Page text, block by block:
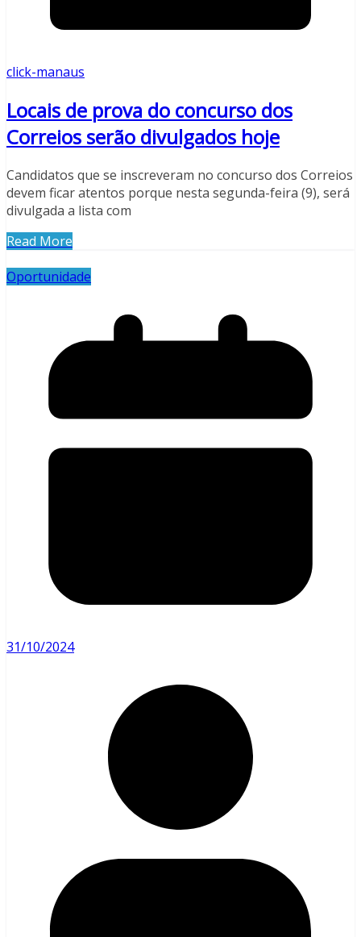
click-manaus
Locais de prova do concurso dos
Correios serão divulgados hoje
Candidatos que se inscreveram no concurso dos Correios
devem ficar atentos porque nesta segunda-feira (9), será
divulgada a lista com
Read More
Oportunidade
31/10/2024